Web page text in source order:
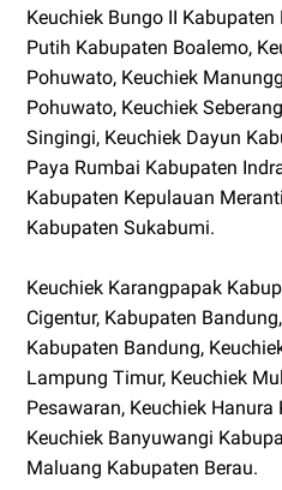
Keuchiek Bungo II
Putih Kabupaten Boalemo,
Pohuwato, Keuchiek
Pohuwato, Keuchiek
Singingi, Keuchiek Dayun
Paya Rumbai Kabupaten
Kabupaten Kepulauan
Kabupaten Sukabumi.
Keuchiek Karangpapak
Cigentur, Kabupaten
Kabupaten Bandung,
Lampung Timur, Keuchiek
Pesawaran, Keuchiek
Keuchiek Banyuwangi
Maluang Kabupaten Berau.